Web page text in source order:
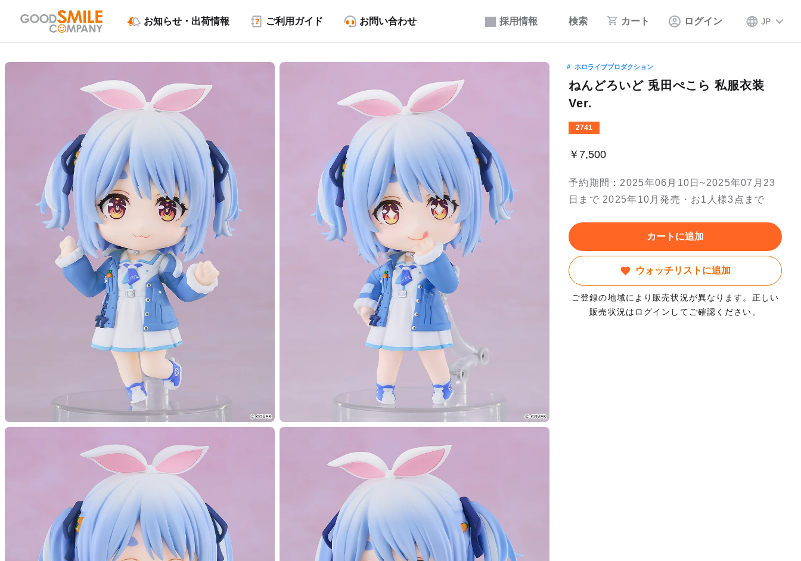
採用情報 検索 カート ログイン JP
お知らせ・出荷情報 ご利用ガイド お問い合わせ
ホロライブプロダクション
ねんどろいど 兎田ぺこら 私服衣装
Ver.
2741
￥7,500
予約期間：2025年06月10日~2025年07月23
日まで 2025年10月発売・お1人様3点まで
カートに追加
ウォッチリストに追加
ご登録の地域により販売状況が異なります。正しい
販売状況はログインしてご確認ください。